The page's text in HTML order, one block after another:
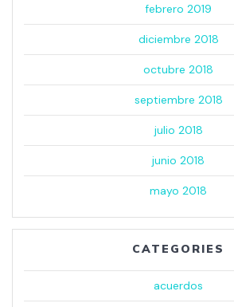
febrero 2019
diciembre 2018
octubre 2018
septiembre 2018
julio 2018
junio 2018
mayo 2018
CATEGORIES
acuerdos